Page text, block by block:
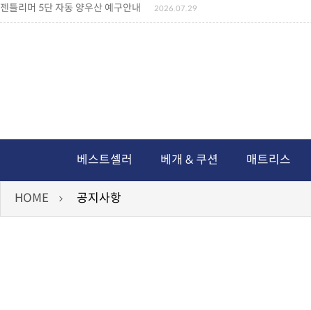
젠틀리머 5단 자동 양우산 예구안내 2026.07.29
젠틀리머 메모리제품 가격인상 안내 2026.07.27
독서쿠션 2차 예구안내 2026.08.04
베스트셀러 베개 & 쿠션 매트리스
HOME 공지사항